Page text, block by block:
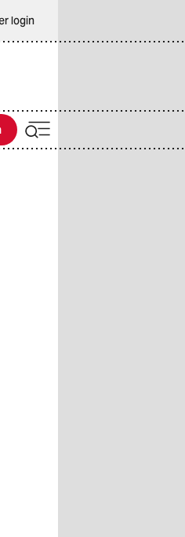
login